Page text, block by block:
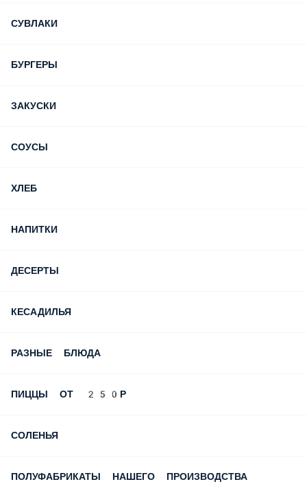
СУВЛАКИ
БУРГЕРЫ
ЗАКУСКИ
СОУСЫ
ХЛЕБ
НАПИТКИ
ДЕСЕРТЫ
КЕСАДИЛЬЯ
РАЗНЫЕ БЛЮДА
ПИЦЦЫ ОТ 250Р
СОЛЕНЬЯ
ПОЛУФАБРИКАТЫ НАШЕГО ПРОИЗВОДСТВА